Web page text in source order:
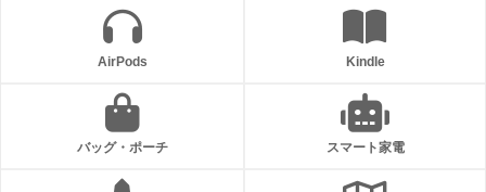
AirPods Kindle
バッグ・ポーチ スマート家電